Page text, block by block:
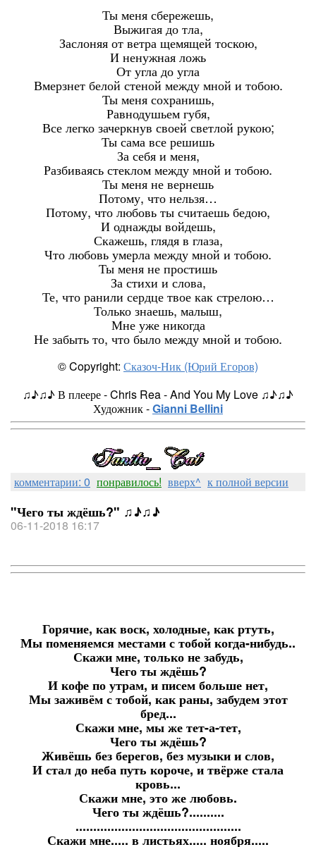
Ты меня сбережешь,
Выжигая до тла,
Заслоняя от ветра щемящей тоскою,
И ненужная ложь
От угла до угла
Вмерзнет белой стеной между мной и тобою.
Ты меня сохранишь,
Равнодушьем губя,
Все легко зачеркнув своей светлой рукою;
Ты сама все решишь
За себя и меня,
Разбиваясь стеклом между мной и тобою.
Ты меня не вернешь
Потому, что нельзя…
Потому, что любовь ты считаешь бедою,
И однажды войдешь,
Скажешь, глядя в глаза,
Что любовь умерла между мной и тобою.
Ты меня не простишь
За стихи и слова,
Те, что ранили сердце твое как стрелою…
Только знаешь, малыш,
Мне уже никогда
Не забыть то, что было между мной и тобою.
© Copyright: Сказоч-Ник (Юрий Егоров)
♫♪♫♪ В плеере - Chris Rea - And You My Love ♫♪♫♪
Художник -Gianni Bellini
комментарии: 0 понравилось! вверх^ к полной версии
"Чего ты ждёшь?" ♫♪♫♪
06-11-2018 16:17
Горячие, как воск, холодные, как ртуть,
Мы поменяемся местами с тобой когда-нибудь..
Скажи мне, только не забудь,
Чего ты ждёшь?
И кофе по утрам, и писем больше нет,
Мы заживём с тобой, как раны, забудем этот
бред...
Скажи мне, мы же тет-а-тет,
Чего ты ждёшь?
Живёшь без берегов, без музыки и слов,
И стал до неба путь короче, и твёрже стала
кровь...
Скажи мне, это же любовь.
Чего ты ждёшь?..........
...............................................
Скажи мне..... в листьях..... ноября.....